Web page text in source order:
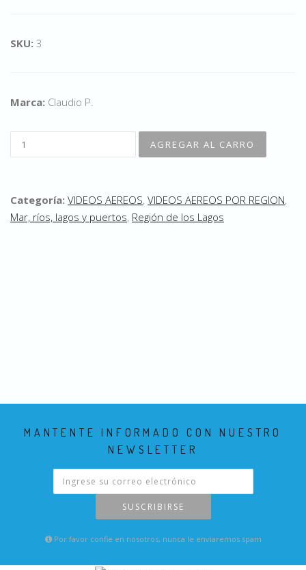
SKU: 3
Marca: Claudio P.
Categoría: VIDEOS AEREOS, VIDEOS AEREOS POR REGION,
Mar, ríos, lagos y puertos, Región de los Lagos
MANTENTE INFORMADO CON NUESTRO
NEWSLETTER
SUSCRIBIRSE
Por favor confie en nosotros, nunca le enviaremos spam